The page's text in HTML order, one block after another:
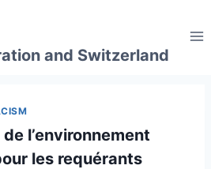
and Switzerland
l’environnement
les requérants